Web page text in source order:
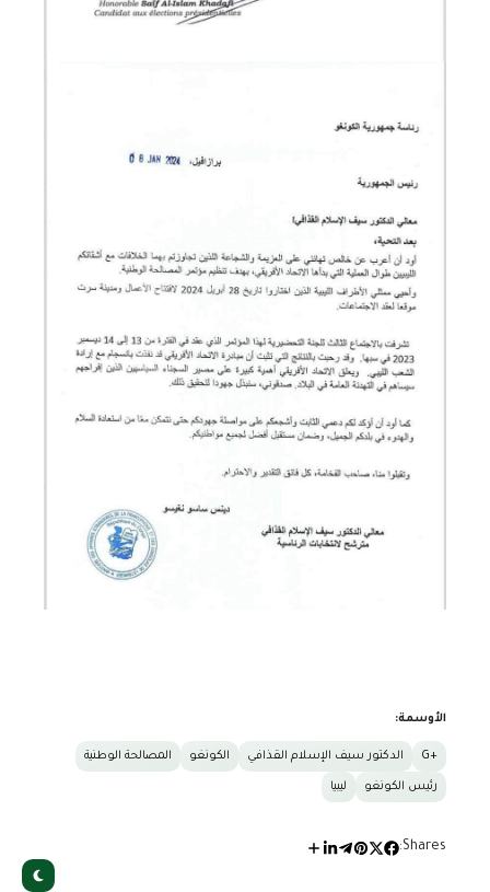
الأوسمة:
+G الدكتور سيف الإسلام القذافي الكونغو المصالحة الوطنية
رئيس الكونغو ليبيا
Shares: